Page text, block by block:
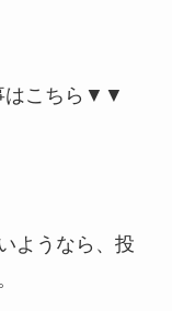
はこちら▼▼
ようなら、投